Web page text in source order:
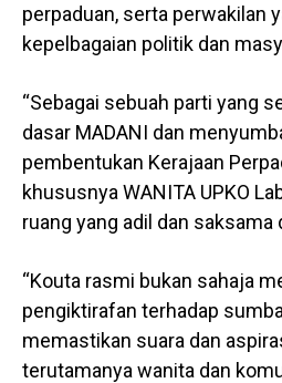
perpaduan, serta perwakilan
kepelbagaian politik dan
“Sebagai sebuah parti yang
dasar MADANI dan
pembentukan Kerajaan
khususnya WANITA UPKO
ruang yang adil dan saksama
“Kouta rasmi bukan sahaja
pengiktirafan terhadap
memastikan suara dan
terutamanya wanita dan